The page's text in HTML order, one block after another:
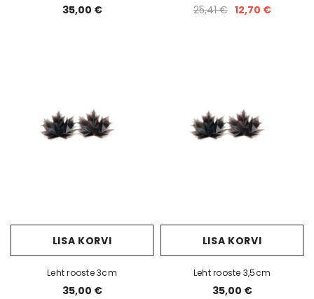
35,00 € 25,41 € 12,70 €
LISA KORVI
Leht rooste 3cm
35,00 €
LISA KORVI
Leht rooste 3,5cm
35,00 €